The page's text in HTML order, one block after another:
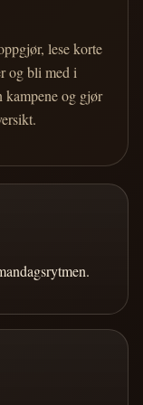
lese korte
og bli med i
kampene og gjør